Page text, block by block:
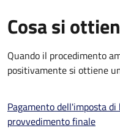
Cosa si
Quando il procedimento
positivamente si ottiene
Pagamento dell'imposta
provvedimento finale